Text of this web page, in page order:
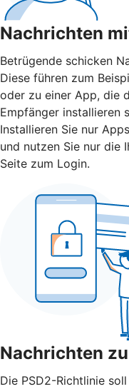
Nachrichten
Betrügende schicken
Diese führen zum
oder zu einer App, die
Empfänger installieren
Installieren Sie nur
und nutzen Sie nur die
Seite zum Login.
Nachrichten
Die PSD2-Richtlinie